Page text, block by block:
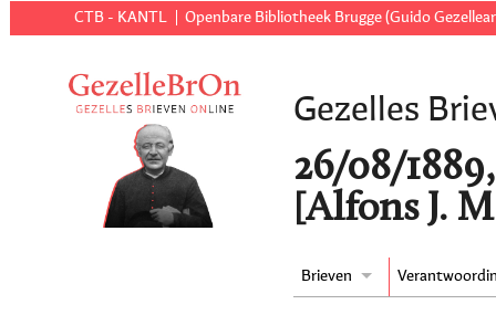
CTB - KANTL Openbare Bibliotheek Brugge (Guido
Gezelles
26/08/
[Alfons J.
Brieven